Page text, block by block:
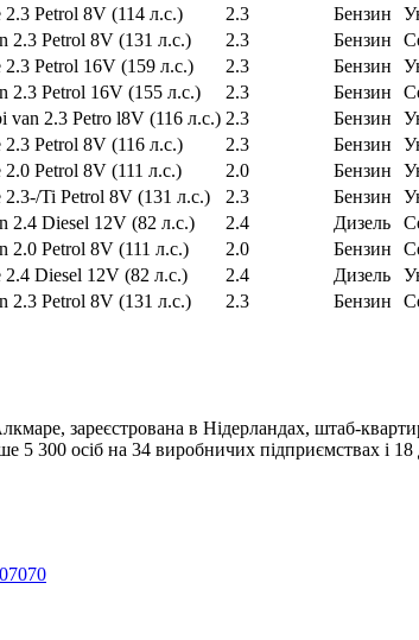
Petrol 8V (114 л.с.)
2.3 Бензин
2.3 Petrol 8V (131 л.с.)
2.3 Бензин
2.3 Petrol 16V (159 л.с.)
2.3 Бензин
2.3 Petrol 16V (155 л.с.)
2.3 Бензин
van 2.3 Petro l8V (116 л.с.) 2.3 Бензин
Petrol 8V (116 л.с.)
2.3 Бензин
Petrol 8V (111 л.с.)
2.0 Бензин
2.3-/Ti Petrol 8V (131 л.с.)
2.3 Бензин
2.4 Diesel 12V (82 л.с.)
2.4 Дизель
2.0 Petrol 8V (111 л.с.)
2.0 Бензин
2.4 Diesel 12V (82 л.с.)
2.4 Дизель
2.3 Petrol 8V (131 л.с.)
2.3 Бензин
зареєстрована в Нідерландах, штаб-
5 300 осіб на 34 виробничих підприємствах і